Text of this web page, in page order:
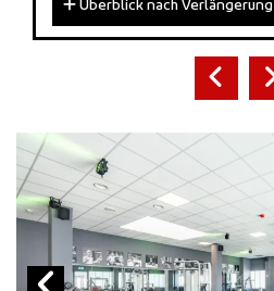
Überblick nach Verlängerung